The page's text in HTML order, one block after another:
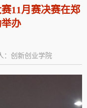
11月赛决赛在郑
办
：创新创业学院